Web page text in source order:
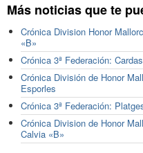
Más noticias que te
Crónica Division Honor
«B»
Crónica 3ª Federación:
Crónica División de Honor
Esporles
Crónica 3ª Federación:
Crónica Division de Honor
Calvia «B»